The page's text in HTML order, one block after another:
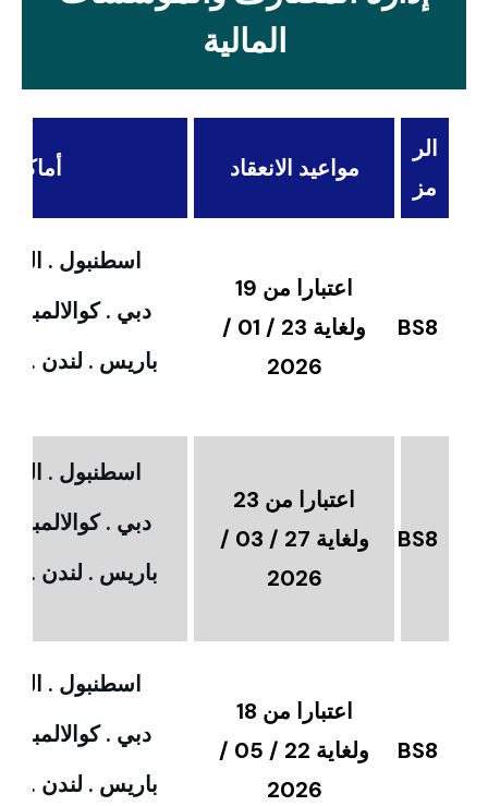
المالية
الر
مز
مواعيد الانعقاد أماكن
BS8
اعتبارا من 19
ولغاية 23 / 01 /
2026
اسطنبول .
دبي .
باريس . لندن .
BS8
اعتبارا من 23
ولغاية 27 / 03 /
2026
اسطنبول .
دبي .
باريس . لندن .
BS8
اعتبارا من 18
ولغاية 22 / 05 /
2026
اسطنبول .
دبي .
باريس . لندن .